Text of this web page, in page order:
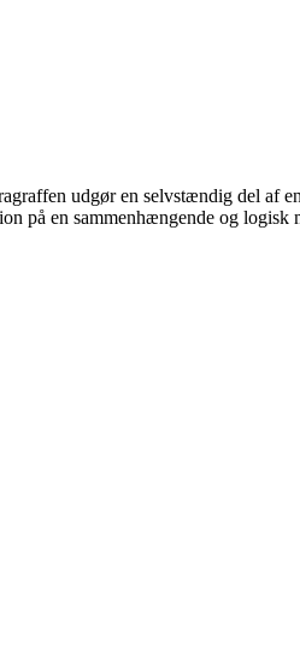
udgør en selvstændig del af
på en sammenhængende og logisk